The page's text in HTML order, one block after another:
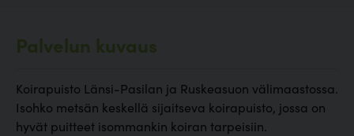
Palvelun kuvaus
Koirapuisto Länsi-Pasilan ja Ruskeasuon välimaastossa.
Isohko metsän keskellä sijaitseva koirapuisto, jossa on
hyvät puitteet isommankin koiran tarpeisiin.